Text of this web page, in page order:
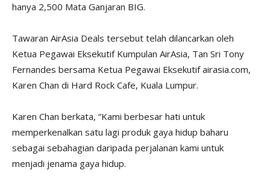
hanya 2,500 Mata Ganjaran BIG.
Tawaran AirAsia Deals tersebut telah dilancarkan oleh
Ketua Pegawai Eksekutif Kumpulan AirAsia, Tan Sri Tony
Fernandes bersama Ketua Pegawai Eksekutif airasia.com,
Karen Chan di Hard Rock Cafe, Kuala Lumpur.
Karen Chan berkata, “Kami berbesar hati untuk
memperkenalkan satu lagi produk gaya hidup baharu
sebagai sebahagian daripada perjalanan kami untuk
menjadi jenama gaya hidup.